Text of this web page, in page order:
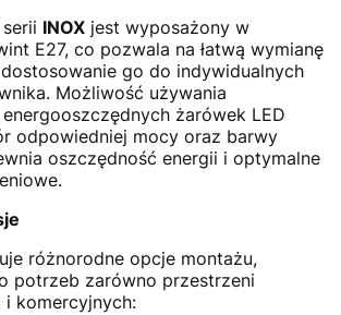
INOX jest wyposażony w
E27, co pozwala na łatwą wymianę
dostosowanie go do indywidualnych
Możliwość używania
żarówek LED
odpowiedniej mocy oraz barwy
oszczędność energii i optymalne
różnorodne opcje montażu,
potrzeb zarówno przestrzeni
komercyjnych: